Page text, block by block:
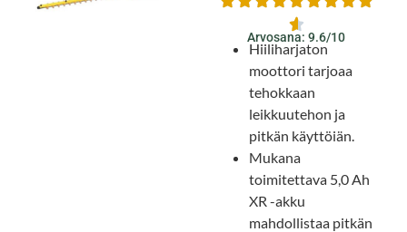
Arvosana: 9.6/10
Hiiliharjaton
moottori tarjoaa
tehokkaan
leikkuutehon ja
pitkän käyttöiän.
Mukana
toimitettava 5,0 Ah
XR -akku
mahdollistaa pitkän